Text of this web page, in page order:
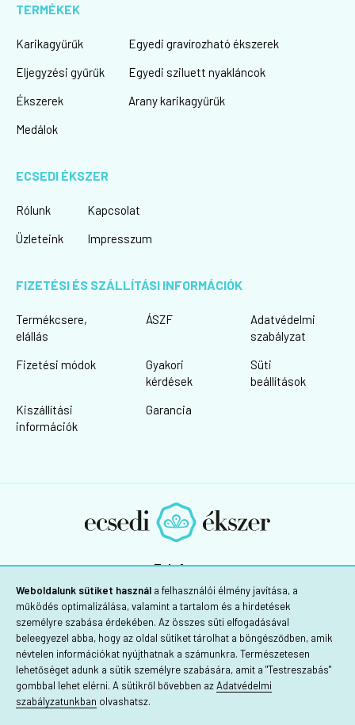
Weboldalunk sütiket használ a felhasználói élmény javítása, a
működés optimalizálása, valamint a tartalom és a hirdetések
személyre szabása érdekében. Az összes süti elfogadásával
beleegyezel abba, hogy az oldal sütiket tárolhat a böngésződben, amik
névtelen információkat nyújthatnak a számunkra. Természetesen
lehetőséget adunk a sütik személyre szabására, amit a "Testreszabás"
gombbal lehet elérni. A sütikről bővebben azAdatvédelmi
szabályzatunkban olvashatsz.
TERMÉKEK
Karikagyűrűk
Eljegyzési gyűrűk
Ékszerek
Medálok
Egyedi gravírozható ékszerek
Egyedi sziluett nyakláncok
Arany karikagyűrűk
ECSEDI ÉKSZER
Rólunk
Üzleteink
Kapcsolat
Impresszum
FIZETÉSI ÉS SZÁLLÍTÁSI INFORMÁCIÓK
Termékcsere,
elállás
Fizetési módok
Kiszállítási
információk
ÁSZF
Gyakori
kérdések
Garancia
Adatvédelmi
szabályzat
Süti
beállítások
Telefon:
+36 30/725-1160